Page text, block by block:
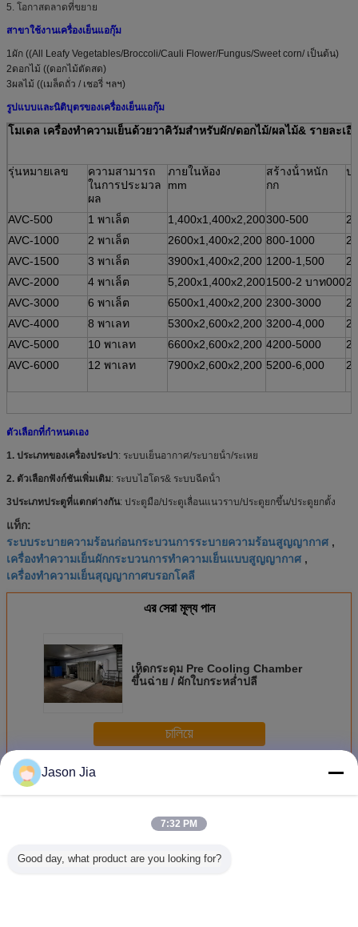
5. โอกาสตลาดที่ขยาย
สาขาใช้งานเครื่องเย็นแอกุ๊ม
1ผัก ((All Leafy Vegetables/Broccoli/Cauli Flower/Fungus/Sweet corn/ เป็นต้น)
2ดอกไม้ ((ดอกไม้ตัดสด)
3ผลไม้ ((เมล็ดถั่ว / เชอรี่ ฯลฯ)
รูปแบบและนิติบุตรของเครื่องเย็นแอกุ๊ม
โมเดล เครื่องทําความเย็นด้วยวาคิวัมสําหรับผัก/ดอกไม้/ผลไม้& รายละเอี
รุ่นหมายเลข
ความสามารถ
ในการประมวล
ผล
ภายในห้อง
mm
สร้างน้ําหนัก
กก
ป
AVC-500 1 พาเล็ต 1,400x1,400x2,200300-500
AVC-1000
2 พาเล็ต 2600x1,400x2,200 800-1000
AVC-1500
3 พาเล็ต 3900x1,400x2,200 1200-1,500
AVC-2000
4 พาเล็ต 5,200x1,400x2,2001500-2 บาท000
AVC-3000
6 พาเล็ต 6500x1,400x2,200 2300-3000
AVC-4000
8 พาเลท 5300x2,600x2,200 3200-4,000
AVC-5000
10 พาเลท 6600x2,600x2,200 4200-5000
AVC-6000
12 พาเลท 7900x2,600x2,200 5200-6,000
ตัวเลือกที่กําหนดเอง
1. ประเภทของเครื่องประปา: ระบบเย็นอากาศ/ระบายน้ํา/ระเหย
2. ตัวเลือกฟังก์ชันเพิ่มเติม: ระบบไฮโดร& ระบบฉีดน้ํา
3ประเภทประตูที่แตกต่างกัน: ประตูมือ/ประตูเลื่อนแนวราบ/ประตูยกขึ้น/ประตูยกตั้ง
แท็ก:
ระบบระบายความร้อนก่อนกระบวนการระบายความร้อนสูญญากาศ ,
เครื่องทำความเย็นผักกระบวนการทำความเย็นแบบสูญญากาศ ,
เครื่องทำความเย็นสุญญากาศบรอกโคลี
এর সেরা মূল্য পান
เห็ดกระดุม Pre Cooling Chamber
ขึ้นฉ่าย / ผักใบกระหล่ำปลี
চালিয়ে
มากกว่าเครื่องดูดฝุ่นสูญญากาศ
Jason Jia
7:32 PM
Good day, what product are you looking for?